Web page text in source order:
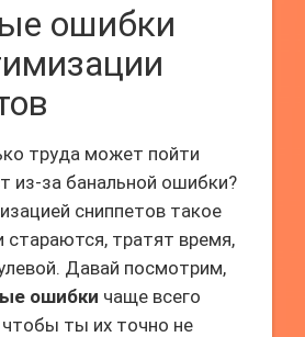
ошибки
труда может пойти
из-за банальной ошибки?
сниппетов такое
тратят время,
Давай посмотрим,
ошибки чаще всего
ты их точно не